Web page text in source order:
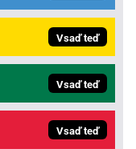
Vsaď teď
Vsaď teď
Vsaď teď